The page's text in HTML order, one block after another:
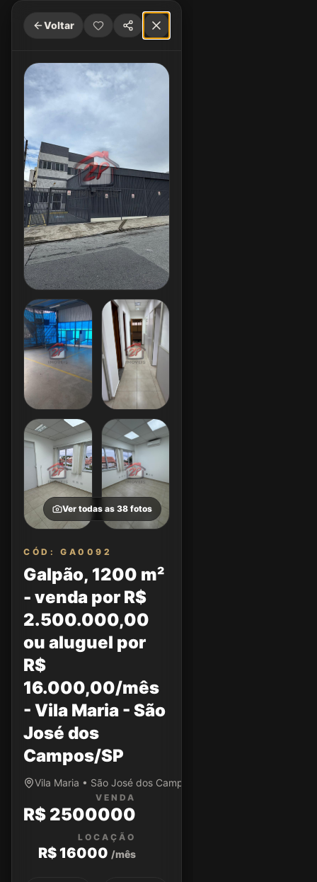
Voltar
Ver todas as 38 fotos
CÓD: GA0092
Galpão, 1200 m²
- venda por R$
2.500.000,00
ou aluguel por
R$
16.000,00/mês
- Vila Maria - São
José dos
Campos/SP
Vila Maria • São José dos Campos/SP
VENDA
R$ 2500000
LOCAÇÃO
R$ 16000 /mês